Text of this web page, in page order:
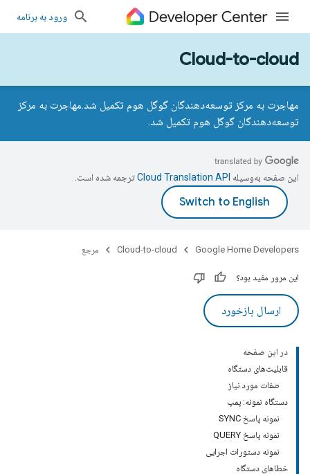
ورود به برنامه
Cloud-to-cloud
مهاجرت به مرکز توسعه‌دهندگان گوگل هوم تکمیل شد.مهاجرت به مرکز
توسعه‌دهندگان گوگل هوم تکمیل شد.
این صفحه به‌وسیله ترجمه شده است.
Google Home Developers
Cloud-to-cloud مرجع
این مرور مفید بود؟
ارسال بازخورد
در این صفحه
قابلیت‌های دستگاه
صفات مورد نیاز
دستگاه نمونه: پمپ
نمونه پاسخ SYNC
نمونه پاسخ QUERY
نمونه دستورات اجرایی
خطاهای دستگاه